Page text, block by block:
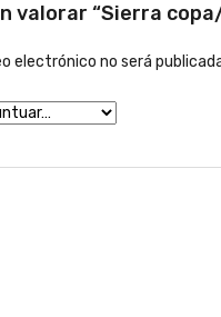
valorar “Sierra
electrónico no será